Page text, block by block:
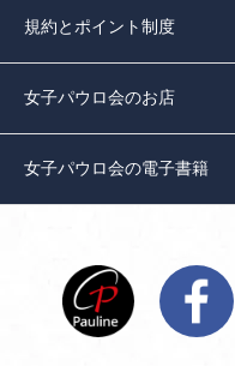
規約とポイント制度
女子パウロ会のお店
女子パウロ会の電子書籍